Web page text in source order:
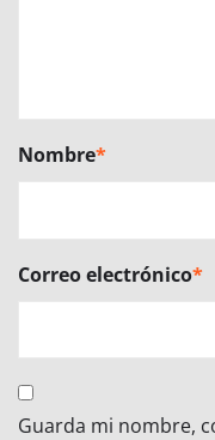
Nombre*
Correo electrónico*
Guarda mi nombre,